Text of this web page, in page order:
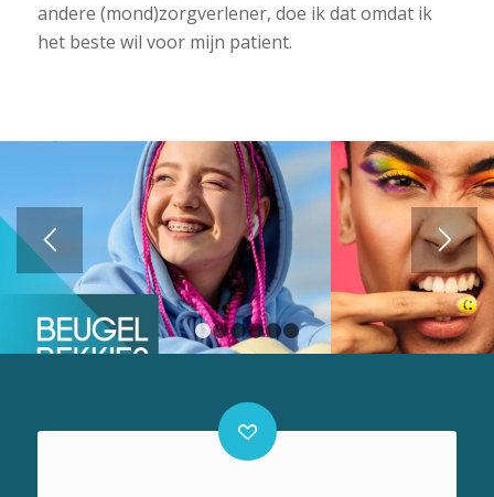
andere (mond)zorgverlener, doe ik dat omdat ik
het beste wil voor mijn patient.
1 2 3 4 5 6